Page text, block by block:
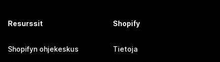
Resurssit
Shopifyn ohjekeskus
Shopify
Tietoja